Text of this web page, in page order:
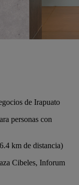
de Irapuato
personas con
km de distancia)
Cibeles, Inforum